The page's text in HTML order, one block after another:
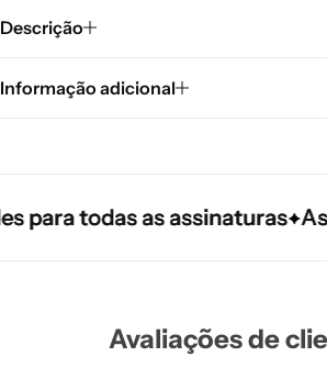
Descrição
Informação adicional
todas as assinaturas
todas as assinaturas
todas as assinaturas
Avaliações de